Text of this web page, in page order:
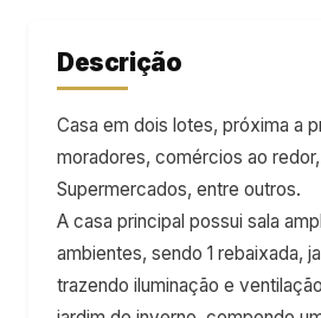
Descrição
Casa em dois lotes, próxima a
moradores, comércios ao
Supermercados, entre outros.
A casa principal possui sala
ambientes, sendo 1 rebaixada,
trazendo iluminação e